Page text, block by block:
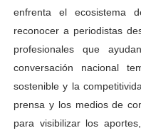
enfrenta el ecosistema
reconocer a periodistas
profesionales que
conversación nacional
sostenible y la
prensa y los medios de
para visibilizar los